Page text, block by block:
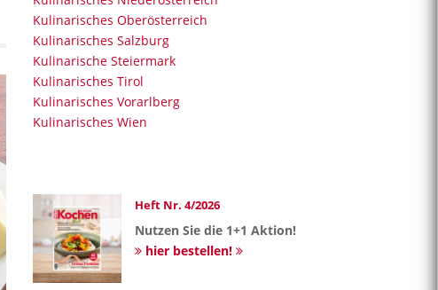
Kulinarisches Oberösterreich
Kulinarisches Salzburg
Kulinarische Steiermark
Kulinarisches Tirol
Kulinarisches Vorarlberg
Kulinarisches Wien
Heft Nr. 4/2026
Nutzen Sie die 1+1 Aktion!
hier bestellen!